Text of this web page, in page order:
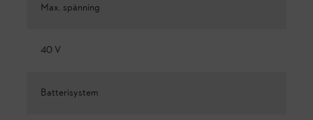
Max. spänning
40 V
Batterisystem